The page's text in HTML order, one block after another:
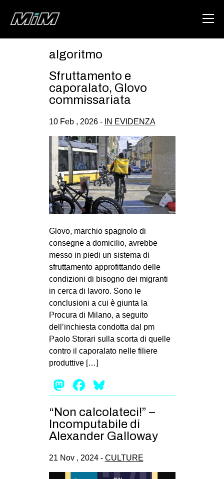
ABOUT
DEGENERAZIONE
GAZA FREESTYLE
CSOA LAMBRETTA
MSM
STUDENTI TSUNAMI
ZAM
MILANO
MOBILITAZIONI
SPAZI
SPORT POPOLARE
MOVIMENTI
AMBIENTE
ANTIFASCISMO
DIRITTO ALL’ABITARE
MIGRAZIONI
REPRESSIONE
STUDENTI
CULTURE
ARTE
algoritmo
Sfruttamento e
caporalato, Glovo
commissariata
10 Feb , 2026 - IN EVIDENZA
Glovo, marchio spagnolo di
consegne a domicilio, avrebbe
messo in piedi un sistema di
sfruttamento approfittando delle
condizioni di bisogno dei migranti
in cerca di lavoro. Sono le
conclusioni a cui è giunta la
Procura di Milano, a seguito
dell’inchiesta condotta dal pm
Paolo Storari sulla scorta di quelle
contro il caporalato nelle filiere
produttive […]
Mastodon
Facebook
“Non calcolateci!” –
Incomputabile di
Alexander Galloway
21 Nov , 2024 - CULTURE